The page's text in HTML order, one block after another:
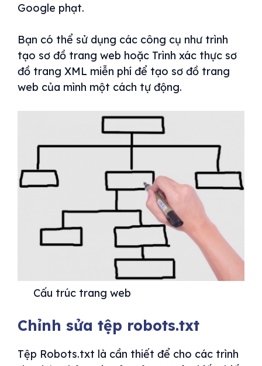
Google phạt.
Bạn có thể sử dụng các công cụ như trình
tạo sơ đồ trang web hoặc Trình xác thực sơ
đồ trang XML miễn phí để tạo sơ đồ trang
web của mình một cách tự động.
Cấu trúc trang web
Chỉnh sửa tệp robots.txt
Tệp Robots.txt là cần thiết để cho các trình